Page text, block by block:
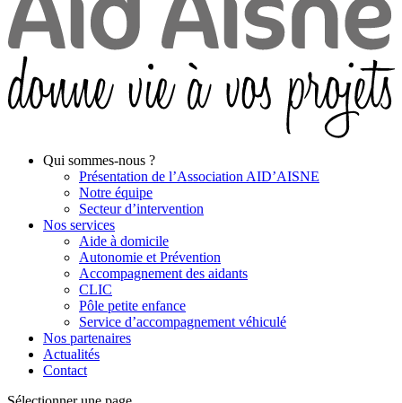
Qui sommes-nous ?
Présentation de l’Association AID’AISNE
Notre équipe
Secteur d’intervention
Nos services
Aide à domicile
Autonomie et Prévention
Accompagnement des aidants
CLIC
Pôle petite enfance
Service d’accompagnement véhiculé
Nos partenaires
Actualités
Contact